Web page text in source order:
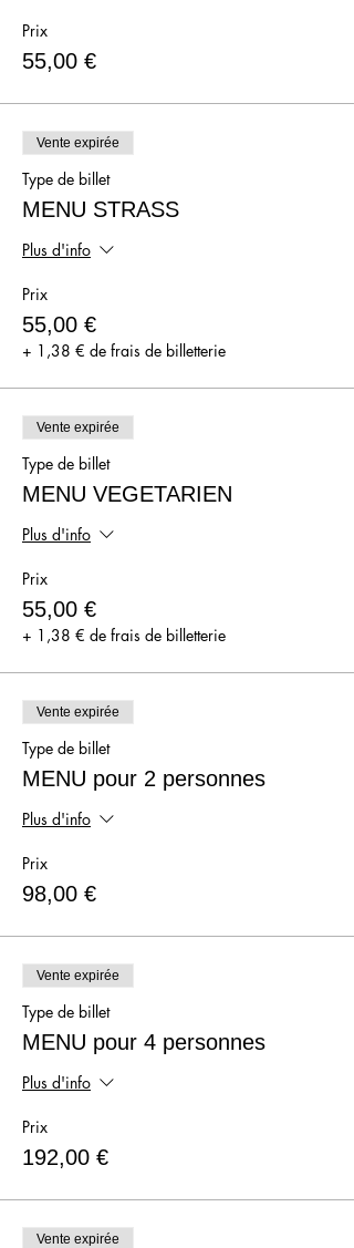
Prix
55,00 €
Vente expirée
Type de billet
MENU STRASS
Plus d'info
Prix
55,00 €
+ 1,38 € de frais de billetterie
Vente expirée
Type de billet
MENU VEGETARIEN
Plus d'info
Prix
55,00 €
+ 1,38 € de frais de billetterie
Vente expirée
Type de billet
MENU pour 2 personnes
Plus d'info
Prix
98,00 €
Vente expirée
Type de billet
MENU pour 4 personnes
Plus d'info
Prix
192,00 €
Vente expirée